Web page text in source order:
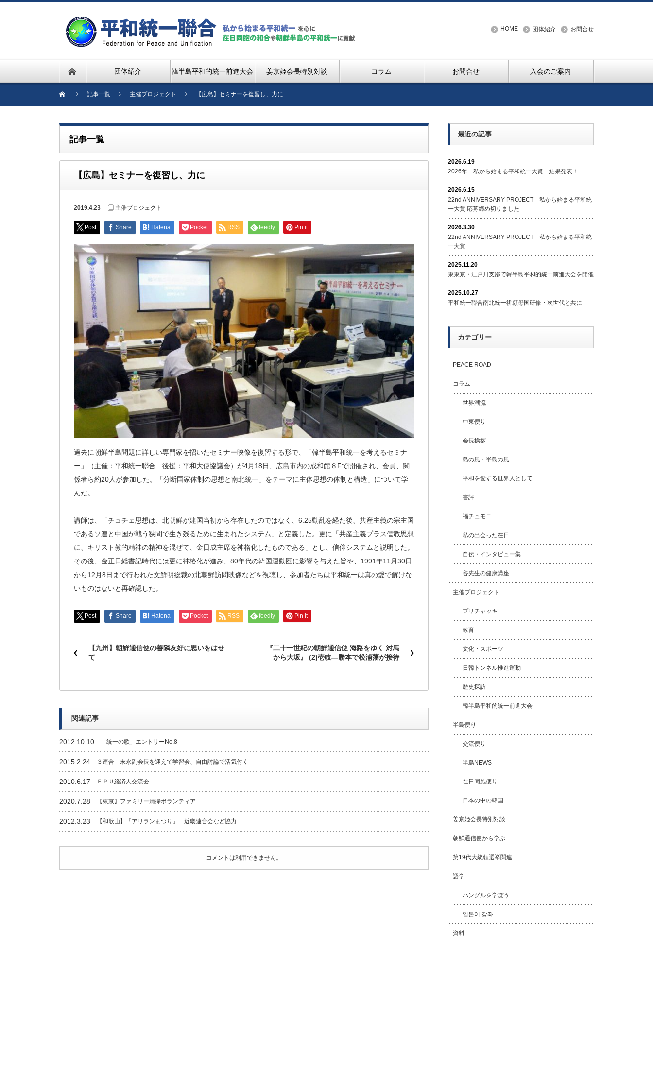
HOME 団体紹介 お問合せ
団体紹介 韓半島平和的統一前進大会 姜京姫会長特別対談 コラム お問合せ 入会のご案内
記事一覧 主催プロジェクト 【広島】セミナーを復習し、力に
記事一覧
【広島】セミナーを復習し、力に
2019.4.23 主催プロジェクト
Post Share Hatena Pocket RSS feedly Pin it
過去に朝鮮半島問題に詳しい専門家を招いたセミナー映像を復習する形で、「韓半島平和統一を考えるセミナ
ー」（主催：平和統一聯合 後援：平和大使協議会）が4月18日、広島市内の成和館８Fで開催され、会員、関
係者ら約20人が参加した。「分断国家体制の思想と南北統一」をテーマに主体思想の体制と構造」について学
んだ。
講師は、「チュチェ思想は、北朝鮮が建国当初から存在したのではなく、6.25動乱を経た後、共産主義の宗主国
であるソ連と中国が戦う狭間で生き残るために生まれたシステム」と定義した。更に「共産主義プラス儒教思想
に、キリスト教的精神の精神を混ぜて、金日成主席を神格化したものである」とし、信仰システムと説明した。
その後、金正日総書記時代には更に神格化が進み、80年代の韓国運動圏に影響を与えた旨や、1991年11月30日
から12月8日まで行われた文鮮明総裁の北朝鮮訪問映像などを視聴し、参加者たちは平和統一は真の愛で解けな
いものはないと再確認した。
Post Share Hatena Pocket RSS feedly Pin it
【九州】朝鮮通信使の善隣友好に思いをはせ
て
『二十一世紀の朝鮮通信使 海路をゆく 対馬
から大坂』 (2)壱岐―勝本で松浦藩が接待
関連記事
2012.10.10 「統一の歌」エントリーNo.8
2015.2.24 ３連合 末永副会長を迎えて学習会、自由討論で活気付く
2010.6.17 ＦＰＵ経済人交流会
2020.7.28 【東京】ファミリー清掃ボランティア
2012.3.23 【和歌山】「アリランまつり」 近畿連合会など協力
コメントは利用できません。
最近の記事
2026.6.19
2026年 私から始まる平和統一大賞 結果発表！
2026.6.15
22nd ANNIVERSARY PROJECT 私から始まる平和統
一大賞 応募締め切りました
2026.3.30
22nd ANNIVERSARY PROJECT 私から始まる平和統
一大賞
2025.11.20
東東京・江戸川支部で韓半島平和的統一前進大会を開催
2025.10.27
平和統一聯合南北統一祈願母国研修・次世代と共に
カテゴリー
PEACE ROAD
コラム
世界潮流
中東便り
会長挨拶
島の風・半島の風
平和を愛する世界人として
書評
福チュモニ
私の出会った在日
自伝・インタビュー集
谷先生の健康講座
主催プロジェクト
プリチャッキ
教育
文化・スポーツ
日韓トンネル推進運動
歴史探訪
韓半島平和的統一前進大会
半島便り
交流便り
半島NEWS
在日同胞便り
日本の中の韓国
姜京姫会長特別対談
朝鮮通信使から学ぶ
第19代大統領選挙関連
語学
ハングルを学ぼう
일본어 강좌
資料